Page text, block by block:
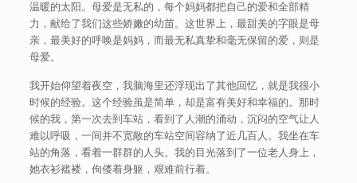
温暖的太阳。母爱是无私的，每个妈妈都把自己的爱和全部精
力，献给了我们这些娇嫩的幼苗。这世界上，最甜美的字眼是母
亲，最美好的呼唤是妈妈，而最无私真挚和毫无保留的爱，则是
母爱。
我开始仰望着夜空，我脑海里还浮现出了其他回忆，就是我很小
时候的经验。这个经验虽是简单，却是富有美好和幸福的。那时
候的我，第一次去到车站，看到了人潮的涌动，沉闷的空气让人
难以呼吸，一间并不宽敞的车站空间容纳了近几百人。我坐在车
站的角落，看着一群群的人头。我的目光落到了一位老人身上，
她衣衫褴褛，佝偻着身躯，艰难前行着。